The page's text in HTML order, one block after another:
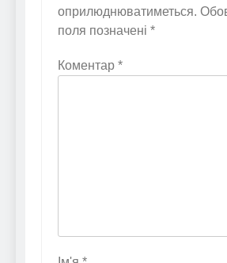
оприлюднюватиметься.
поля позначені *
Коментар *